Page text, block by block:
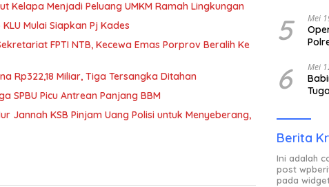
Kelapa Menjadi Peluang UMKM Ramah Lingkungan
Mulai Siapkan Pj Kades
FPTI NTB, Kecewa Emas Porprov Beralih Ke
Rp322,18 Miliar, Tiga Tersangka Ditahan
SPBU Picu Antrean Panjang BBM
Jannah KSB Pinjam Uang Polisi untuk Menyeberang,
5 Mei
6 Mei
ODP.
Berita
Ini adalah
post
pada